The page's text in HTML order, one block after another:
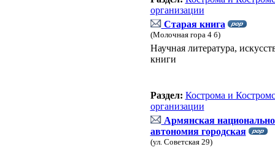
организации
Старая книга
(Молочная гора 4 б)
Научная литература,
книги
Раздел: Кострома и
организации
Армянская
автономия городская
(ул. Советская 29)